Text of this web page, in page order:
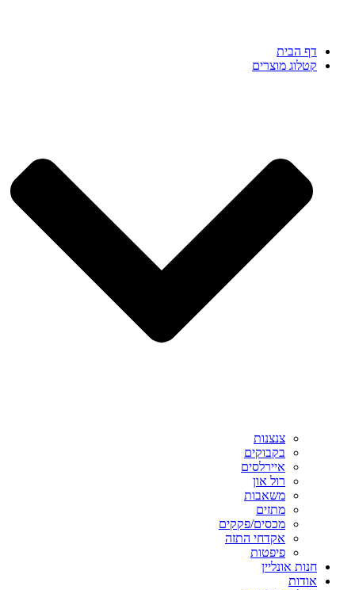
דף הבית
קטלוג מוצרים
צנצנות
בקבוקים
איירלסים
רול און
משאבות
מתזים
מכסים/פקקים
אקדחי התזה
פיפטות
חנות אונליין
אודות